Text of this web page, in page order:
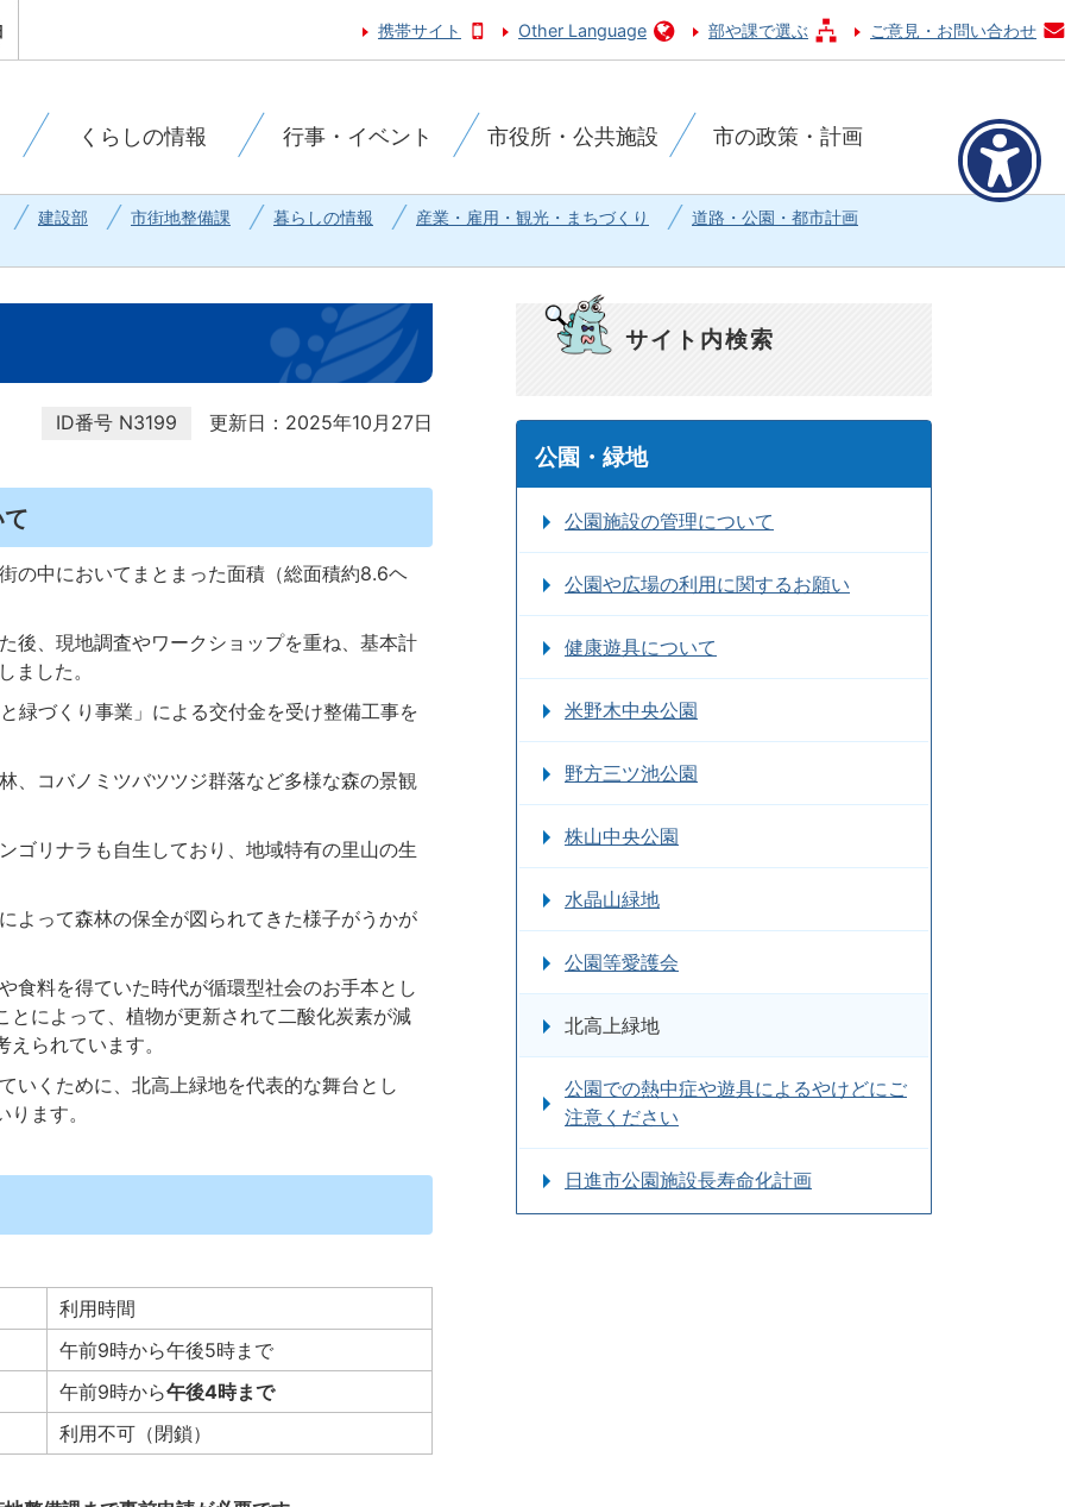
携帯サイト Other Language 部や課で選ぶ ご意見・お問い合わせ
くらしの情報 行事・イベント 市役所・公共施設 市の政策・計画
建設部 市街地整備課 暮らしの情報 産業・雇用・観光・まちづくり 道路・公園・都市計画
ID番号 N3199 更新日：2025年10月27日
の中においてまとまった面積（総面積約8.6ヘ
後、現地調査やワークショップを重ね、基本計
ました。
緑づくり事業」による交付金を受け整備工事を
、コバノミツバツツジ群落など多様な森の景観
ゴリナラも自生しており、地域特有の里山の生
よって森林の保全が図られてきた様子がうかが
食料を得ていた時代が循環型社会のお手本とし
によって、植物が更新されて二酸化炭素が減
られています。
いくために、北高上緑地を代表的な舞台とし
ます。
利用時間
午前9時から午後5時まで
午前9時から午後4時まで
利用不可（閉鎖）
サイト内検索
公園・緑地
公園施設の管理について
公園や広場の利用に関するお願い
健康遊具について
米野木中央公園
野方三ツ池公園
株山中央公園
水晶山緑地
公園等愛護会
北高上緑地
公園での熱中症や遊具によるやけどにご
注意ください
日進市公園施設長寿命化計画